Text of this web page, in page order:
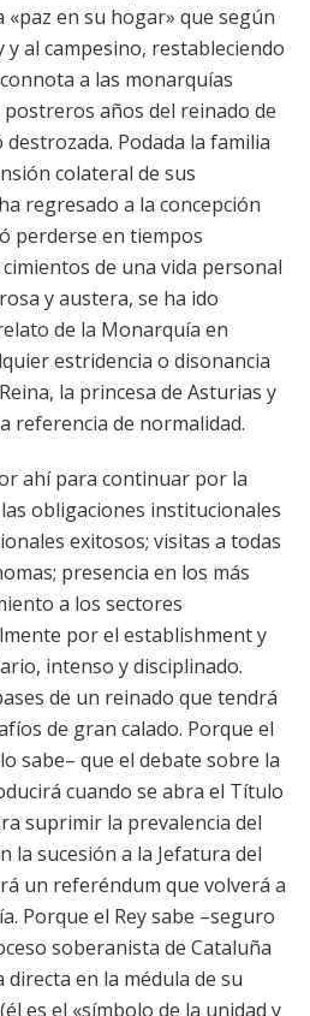
en su hogar» que según
y al campesino, restableciendo
a las monarquías
años del reinado de
destrozada. Podada la familia
colateral de sus
regresado a la concepción
perderse en tiempos
de una vida personal
y austera, se ha ido
de la Monarquía en
estridencia o disonancia
la princesa de Asturias y
referencia de normalidad.
ahí para continuar por la
obligaciones institucionales
exitosos; visitas a todas
presencia en los más
a los sectores
por el establishment y
intenso y disciplinado.
de un reinado que tendrá
de gran calado. Porque el
sabe– que el debate sobre la
cuando se abra el Título
suprimir la prevalencia del
la sucesión a la Jefatura del
un referéndum que volverá a
Porque el Rey sabe –seguro
soberanista de Cataluña
en la médula de su
es el «símbolo de la unidad y